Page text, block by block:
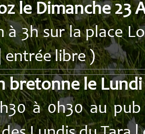
le Dimanche 23
à 3h sur la place
entrée libre )
bretonne le
à 0h30 au